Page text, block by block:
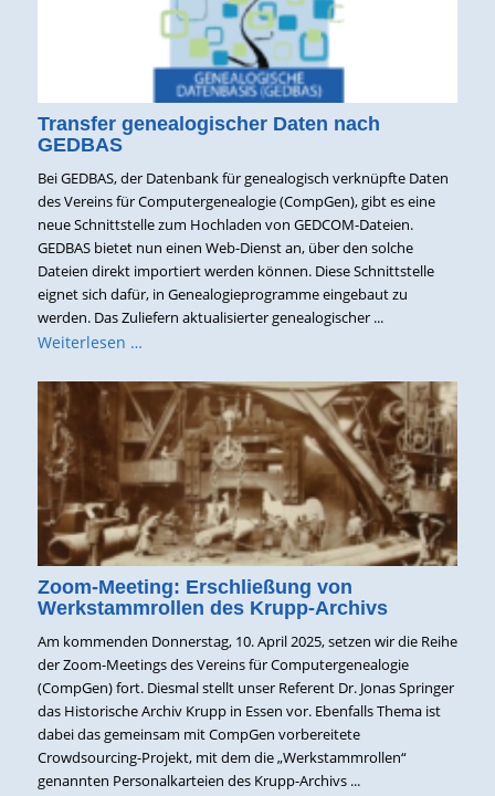
Transfer genealogischer Daten nach
GEDBAS
Bei GEDBAS, der Datenbank für genealogisch verknüpfte Daten
des Vereins für Computergenealogie (CompGen), gibt es eine
neue Schnittstelle zum Hochladen von GEDCOM-Dateien.
GEDBAS bietet nun einen Web-Dienst an, über den solche
Dateien direkt importiert werden können. Diese Schnittstelle
eignet sich dafür, in Genealogieprogramme eingebaut zu
werden. Das Zuliefern aktualisierter genealogischer ...
Weiterlesen …
Zoom-Meeting: Erschließung von
Werkstammrollen des Krupp-Archivs
Am kommenden Donnerstag, 10. April 2025, setzen wir die Reihe
der Zoom-Meetings des Vereins für Computergenealogie
(CompGen) fort. Diesmal stellt unser Referent Dr. Jonas Springer
das Historische Archiv Krupp in Essen vor. Ebenfalls Thema ist
dabei das gemeinsam mit CompGen vorbereitete
Crowdsourcing-Projekt, mit dem die „Werkstammrollen“
genannten Personalkarteien des Krupp-Archivs ...